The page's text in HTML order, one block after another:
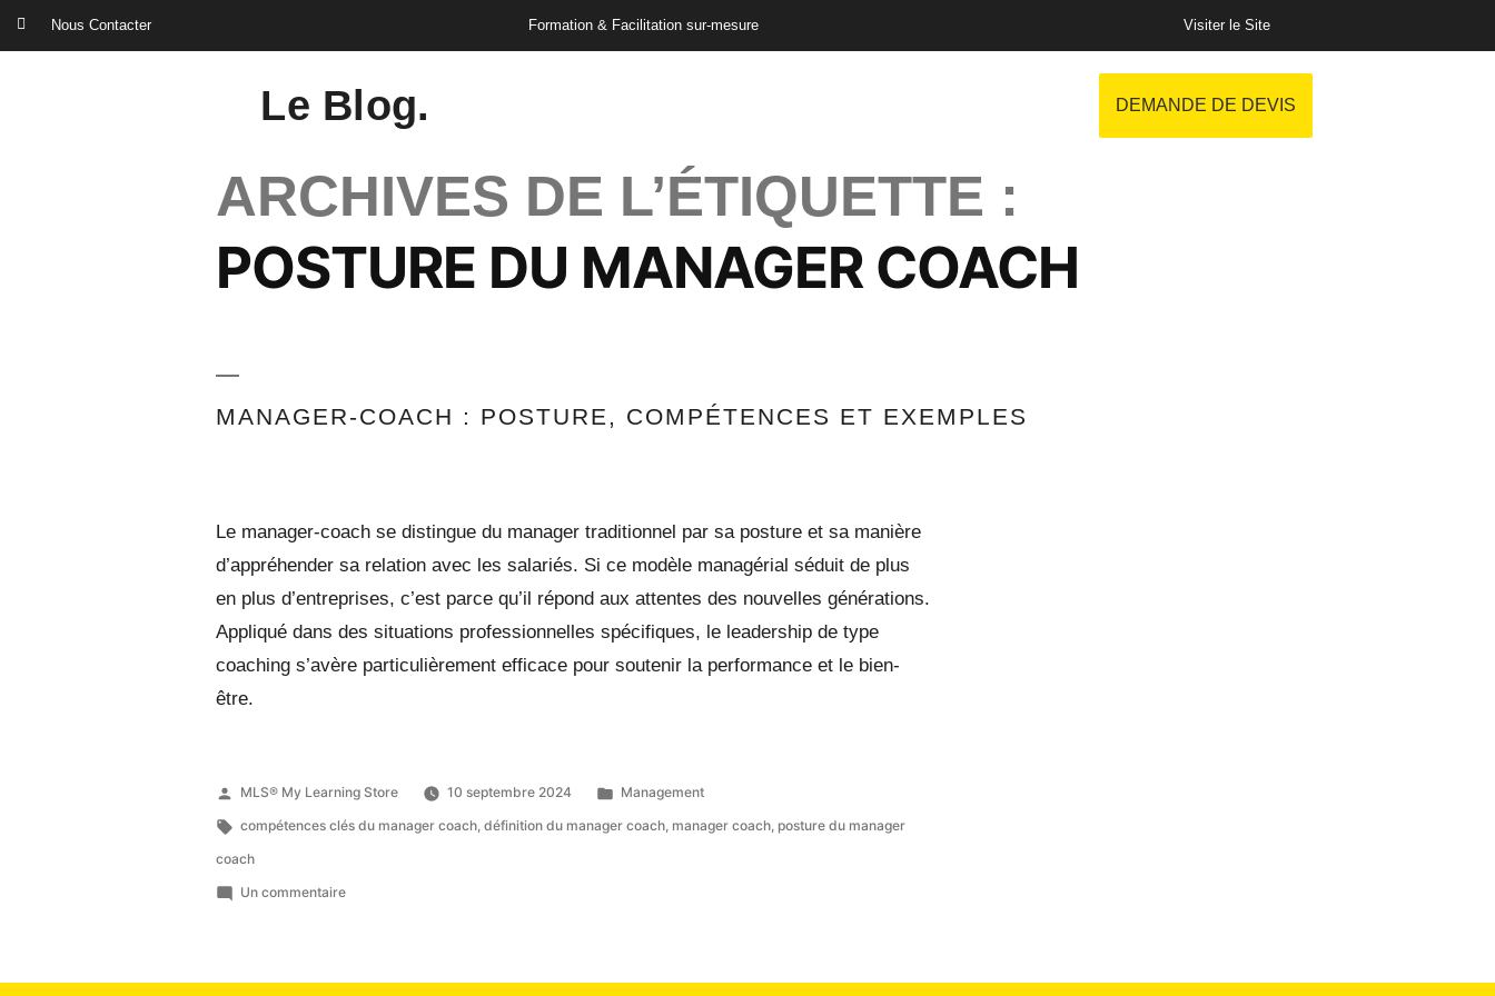
Nous Contacter Formation & Facilitation sur-mesure Visiter le Site
Le Blog. DEMANDE DE DEVIS
ARCHIVES DE L’ÉTIQUETTE :
POSTURE DU MANAGER COACH
MANAGER-COACH : POSTURE, COMPÉTENCES ET EXEMPLES
Le manager-coach se distingue du manager traditionnel par sa posture et sa manière
d’appréhender sa relation avec les salariés. Si ce modèle managérial séduit de plus
en plus d’entreprises, c’est parce qu’il répond aux attentes des nouvelles générations.
Appliqué dans des situations professionnelles spécifiques, le leadership de type
coaching s’avère particulièrement efficace pour soutenir la performance et le bien-
être.
MLS® My Learning Store 10 septembre 2024
Management
compétences clés du manager coach,définition du manager coach, manager coach, posture du manager
coach
Un commentaire